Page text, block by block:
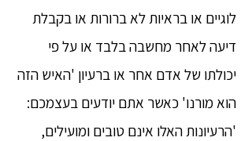
לוגיים או בראיות לא ברורות או בקבלת
דיעה לאחר מחשבה בלבד או על פי
יכולתו של אדם אחר או ברעיון 'האיש הזה
הוא מורנו' כאשר אתם יודעים בעצמכם:
'הרעיונות האלו אינם טובים ומועילים,